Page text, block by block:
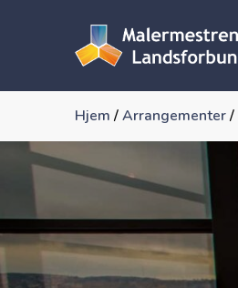
Hjem /Arrangementer/